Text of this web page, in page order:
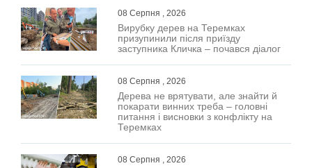
08 Серпня , 2026
Вирубку дерев на Теремках
призупинили після приїзду
заступника Кличка – почався діалог
08 Серпня , 2026
Дерева не врятувати, але знайти й
покарати винних треба – головні
питання і висновки з конфлікту на
Теремках
08 Серпня , 2026